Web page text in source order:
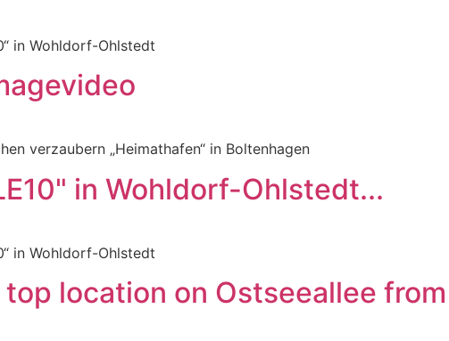
in Wohldorf-Ohlstedt
verzaubern „Heimathafen“ in Boltenhagen
in Wohldorf-Ohlstedt...
in Wohldorf-Ohlstedt
location on Ostseeallee